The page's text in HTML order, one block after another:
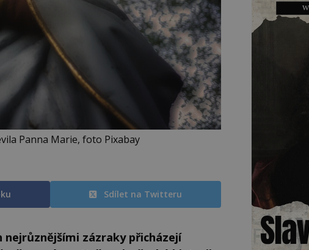
Panna Marie, foto Pixabay
Sdílet na Twitteru
nejrůznějšími zázraky přicházejí